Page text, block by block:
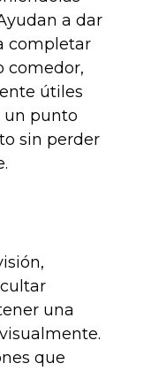
a dar
completar
comedor,
útiles
un punto
sin perder
una
que